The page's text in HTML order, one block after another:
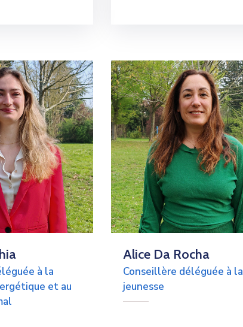
à la
et au
Alice Da Rocha
Conseillère déléguée à la
jeunesse